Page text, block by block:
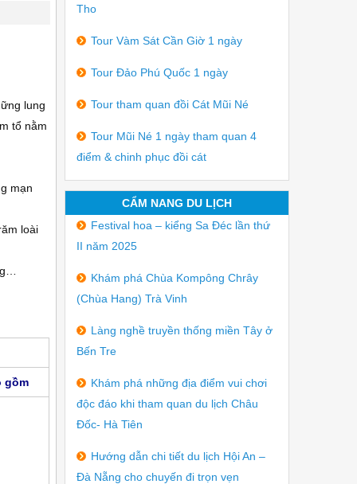
lung
tổ nằm
mạn
loài
gồm
Tho
Tour Vàm Sát Cần Giờ 1 ngày
Tour Đảo Phú Quốc 1 ngày
Tour tham quan đồi Cát Mũi Né
Tour Mũi Né 1 ngày tham quan 4
điểm & chinh phục đồi cát
CẨM NANG DU LỊCH
Festival hoa – kiểng Sa Đéc lần thứ
II năm 2025
Khám phá Chùa Kompông Chrây
(Chùa Hang) Trà Vinh
Làng nghề truyền thống miền Tây ở
Bến Tre
Khám phá những địa điểm vui chơi
độc đáo khi tham quan du lịch Châu
Đốc- Hà Tiên
Hướng dẫn chi tiết du lịch Hội An –
Đà Nẵng cho chuyến đi trọn vẹn